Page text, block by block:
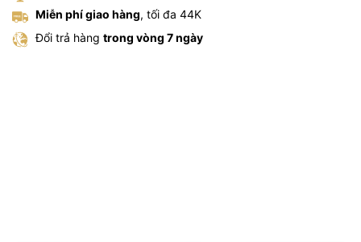
Miễn phí giao hàng, tối đa 44K
Đổi trả hàng trong vòng 7 ngày